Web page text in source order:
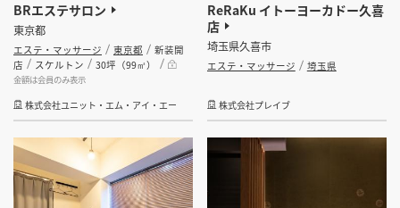
BRエステサロン
東京都
エステ・マッサージ 東京都
新装開
店
スケルトン 30坪（99㎡）
金額は会員のみ表示
株式会社ユニット・エム・アイ・エー
ReRaKu イトーヨーカドー久喜
店
埼玉県久喜市
エステ・マッサージ 埼玉県
株式会社プレイブ